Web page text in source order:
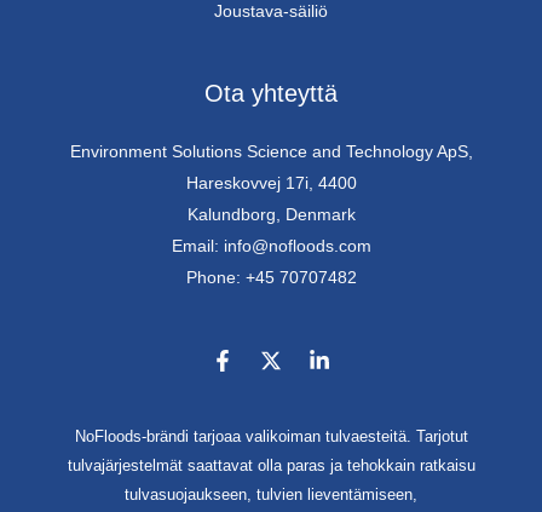
Joustava-säiliö
Ota yhteyttä
Environment Solutions Science and Technology ApS,
Hareskovvej 17i, 4400
Kalundborg, Denmark
Email: info@nofloods.com
Phone: +45 70707482
NoFloods-brändi tarjoaa valikoiman tulvaesteitä. Tarjotut
tulvajärjestelmät saattavat olla paras ja tehokkain ratkaisu
tulvasuojaukseen, tulvien lieventämiseen,